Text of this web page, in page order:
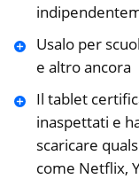
Usalo per
e altro ancora
Il tablet
inaspettati e
scaricare
come Netflix,